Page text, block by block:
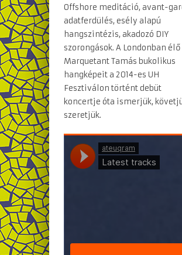
Offshore meditáció, avant-
adatferdülés, esély alapú
hangszintézis, akadozó DIY
szorongások. A Londonban élő
Marquetant Tamás bukolikus
hangképeit a 2014-es UH
Fesztiválon történt debüt
koncertje óta ismerjük,
szeretjük.